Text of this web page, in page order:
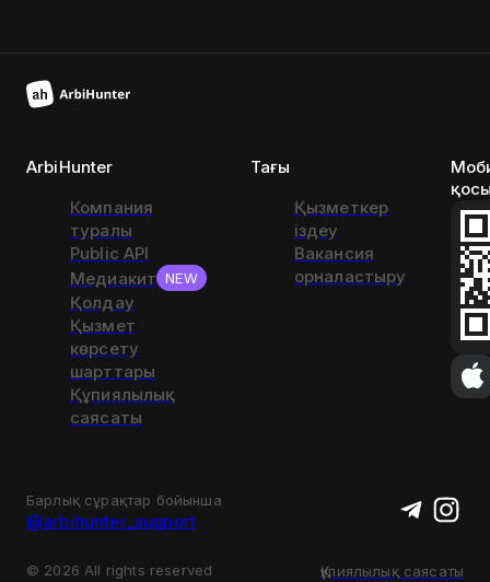
ArbiHunter
Компания
туралы
Public API
Медиакит NEW
Қолдау
Қызмет
көрсету
шарттары
Құпиялылық
саясаты
Тағы
Қызметкер
іздеу
Вакансия
орналастыру
Барлық сұрақтар бойынша
@arbihunter_support
© 2026 All rights reserved Құпиялылық саясаты